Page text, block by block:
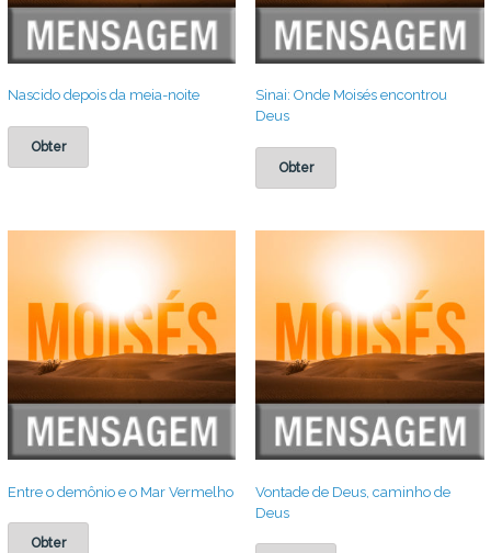
Nascido depois da meia-noite
Obter
Sinai: Onde Moisés encontrou
Deus
Obter
Entre o demônio e o Mar Vermelho
Obter
Vontade de Deus, caminho de
Deus